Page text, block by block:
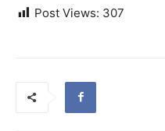
Post Views: 307